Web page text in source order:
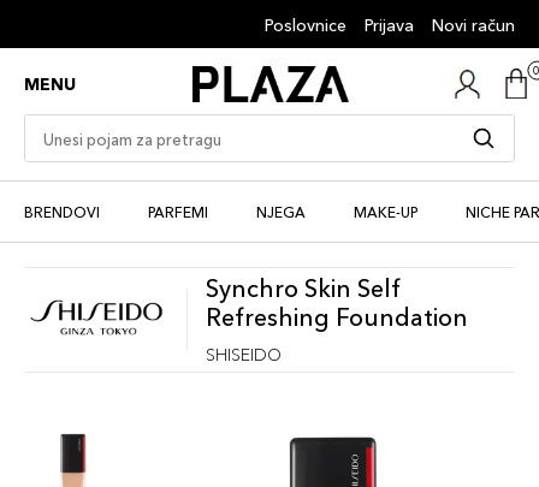
Poslovnice Prijava Novi račun
MENU
BRENDOVI PARFEMI NJEGA MAKE-UP NICHE
Synchro Skin Self
Refreshing Foundation
SHISEIDO